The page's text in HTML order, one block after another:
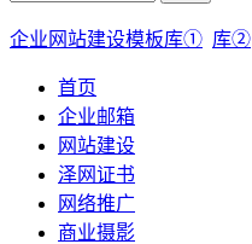
企业网站建设模板库① 库②
首页
企业邮箱
网站建设
泽网证书
网络推广
商业摄影